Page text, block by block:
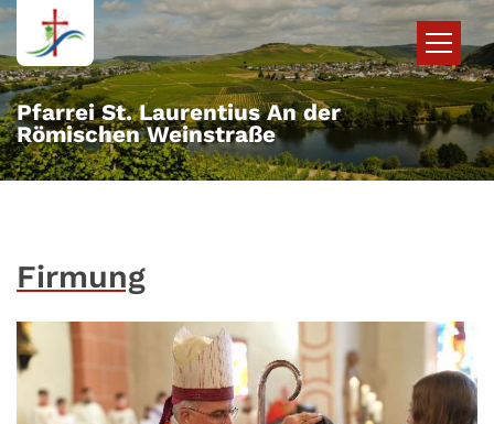
Zum Inhalt springen
Pfarrei St. Laurentius An der
Römischen Weinstraße
Firmung